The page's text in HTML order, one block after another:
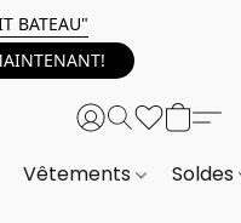
BATEAU"
Vêtements Soldes